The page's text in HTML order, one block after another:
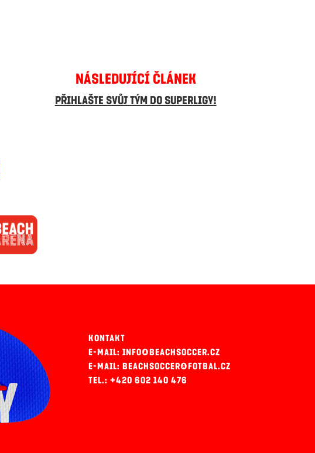
NÁSLEDUJÍCÍ ČLÁNEK
PŘIHLAŠTE SVŮJ TÝM DO SUPERLIGY!
KONTAKT
E-MAIL: INFO@BEACHSOCCER.CZ
E-MAIL: BEACHSOCCER@FOTBAL.CZ
TEL.: +420 602 140 476